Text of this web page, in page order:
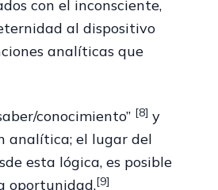
con el inconsciente,
al dispositivo
analíticas que
conocimiento” [8] y
analítica; el lugar del
esta lógica, es posible
oportunidad.[9]